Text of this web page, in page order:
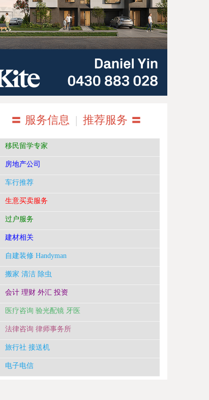
〓 服务信息 | 推荐服务 〓
移民留学专家
房地产公司
车行推荐
生意买卖服务
过户服务
建材相关
自建装修 Handyman
搬家 清洁 除虫
会计 理财 外汇 投资
医疗咨询 验光配镜 牙医
法律咨询 律师事务所
旅行社 接送机
电子电信